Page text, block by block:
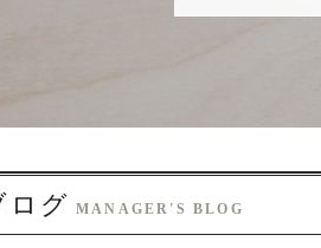
ログ MANAGER'S BLOG